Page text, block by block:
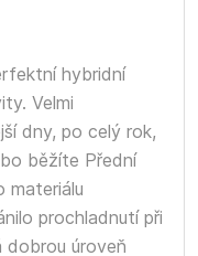
hybridní
Velmi
dny, po celý rok,
běžíte Přední
materiálu
prochladnutí při
dobrou úroveň